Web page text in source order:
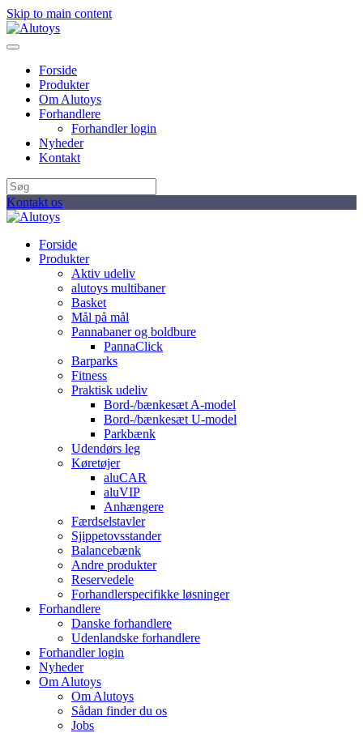
Skip to main content
Forside
Produkter
Om Alutoys
Forhandlere
Forhandler login
Nyheder
Kontakt
Kontakt os
Forside
Produkter
Aktiv udeliv
alutoys multibaner
Basket
Mål på mål
Pannabaner og boldbure
PannaClick
Barparks
Fitness
Praktisk udeliv
Bord-/bænkesæt A-model
Bord-/bænkesæt U-model
Parkbænk
Udendørs leg
Køretøjer
aluCAR
aluVIP
Anhængere
Færdselstavler
Sjippetovsstander
Balancebænk
Andre produkter
Reservedele
Forhandlerspecifikke løsninger
Forhandlere
Danske forhandlere
Udenlandske forhandlere
Forhandler login
Nyheder
Om Alutoys
Om Alutoys
Sådan finder du os
Jobs